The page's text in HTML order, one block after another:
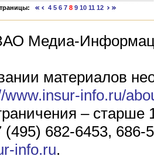
4 5 6 7 8 9 10 11 12
Медиа-
материалов
www.insur-info.ru/
– старше
682-6453, 686-
info.ru.